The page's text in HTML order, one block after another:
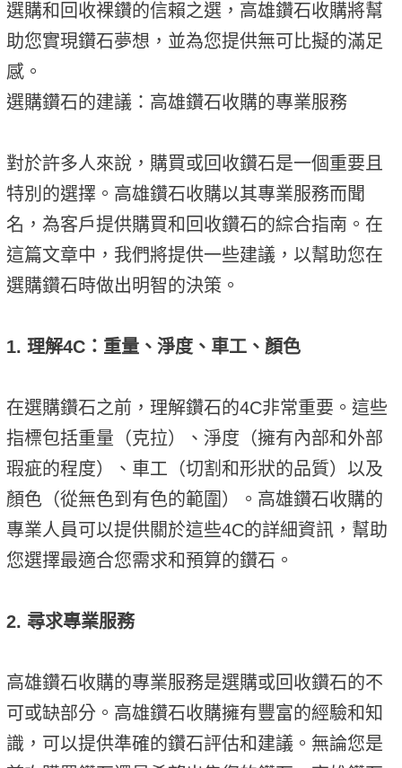
選購和回收裸鑽的信賴之選，高雄鑽石收購將幫
助您實現鑽石夢想，並為您提供無可比擬的滿足
感。
選購鑽石的建議：高雄鑽石收購的專業服務
對於許多人來說，購買或回收鑽石是一個重要且
特別的選擇。高雄鑽石收購以其專業服務而聞
名，為客戶提供購買和回收鑽石的綜合指南。在
這篇文章中，我們將提供一些建議，以幫助您在
選購鑽石時做出明智的決策。
1. 理解4C：重量、淨度、車工、顏色
在選購鑽石之前，理解鑽石的4C非常重要。這些
指標包括重量（克拉）、淨度（擁有內部和外部
瑕疵的程度）、車工（切割和形狀的品質）以及
顏色（從無色到有色的範圍）。高雄鑽石收購的
專業人員可以提供關於這些4C的詳細資訊，幫助
您選擇最適合您需求和預算的鑽石。
2. 尋求專業服務
高雄鑽石收購的專業服務是選購或回收鑽石的不
可或缺部分。高雄鑽石收購擁有豐富的經驗和知
識，可以提供準確的鑽石評估和建議。無論您是